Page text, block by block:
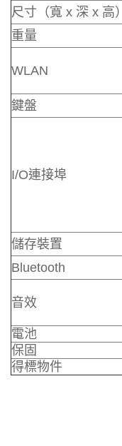
尺寸（寬 x 深 x 高）
重量
WLAN
鍵盤
I/O連接埠
儲存裝置
Bluetooth
音效
電池
保固
得標物件